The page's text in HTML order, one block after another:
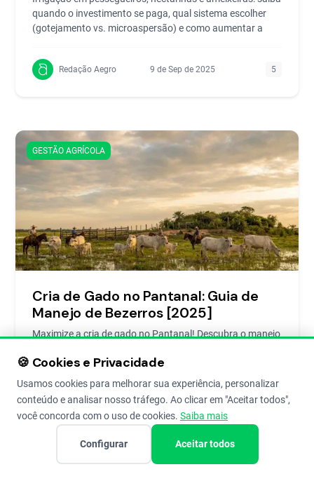
quando o investimento se paga, qual sistema escolher
(gotejamento vs. microaspersão) e como aumentar a
Redação Aegro 9 de Sep de 2025 5
GESTÃO AGRÍCOLA
Cria de Gado no Pantanal: Guia de
Manejo de Bezerros [2025]
Maximize a cria de gado no Pantanal! Descubra o manejo
prejuízos com bezerros.
Redação Aegro 5 de Sep de 2025 5
🍪 Cookies e Privacidade
Usamos cookies para melhorar sua experiência, personalizar
conteúdo e analisar nosso tráfego. Ao clicar em "Aceitar todos",
você concorda com o uso de cookies. Saiba mais
Configurar Aceitar todos